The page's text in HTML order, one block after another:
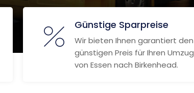
Günstige Sparpreise
Wir bieten Ihnen garantiert den
günstigen Preis für Ihren Umzug
von Essen nach Birkenhead.